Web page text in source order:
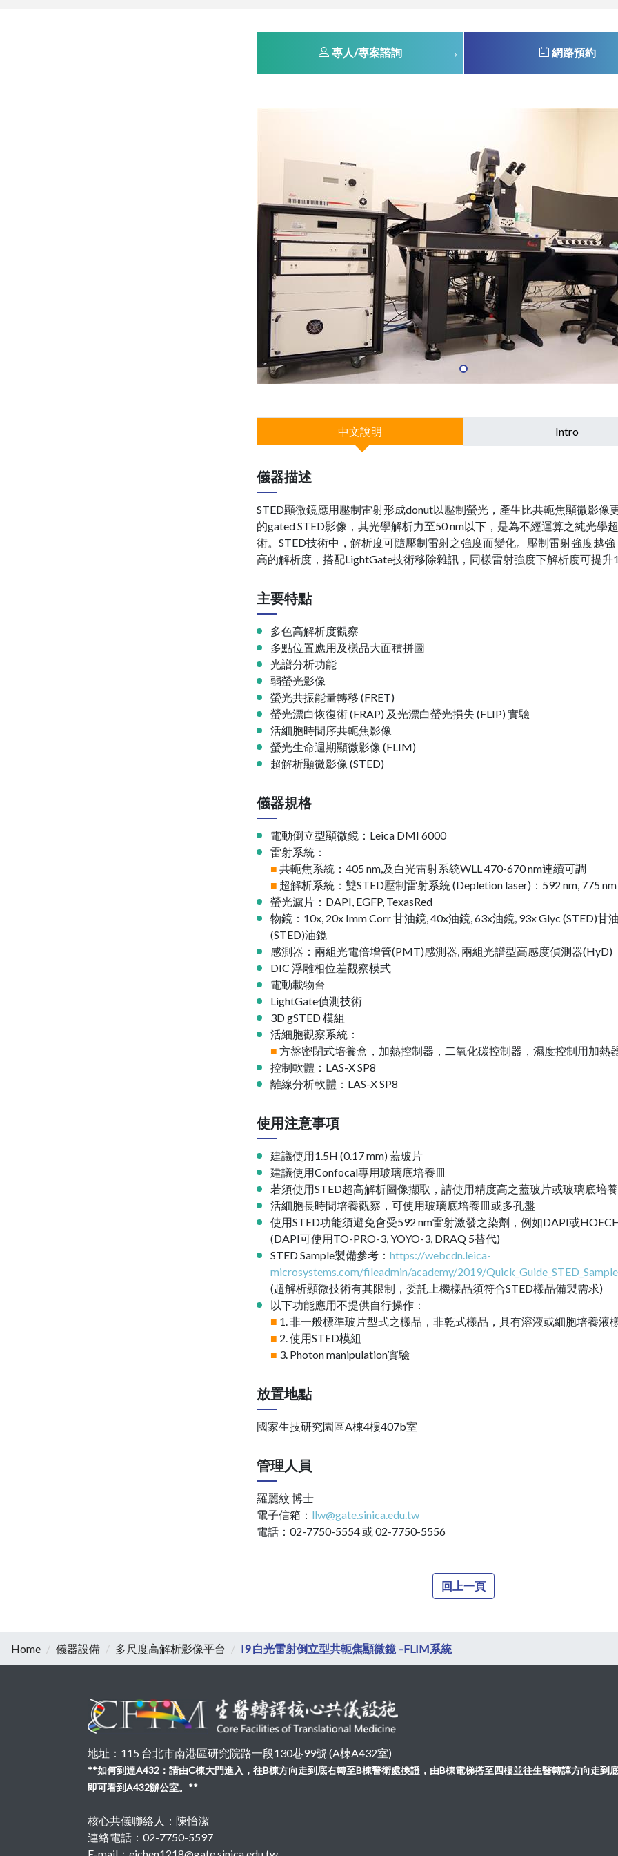
專人/專案諮詢 網路預約
中文說明 Intro
儀器描述
STED顯微鏡應用壓制雷射形成donut以壓制螢光，產生比共軛焦顯微影像
的gated STED影像，其光學解析力至50 nm以下，是為不經運算之純光學
術。STED技術中，解析度可隨壓制雷射之強度而變化。壓制雷射強度越
高的解析度，搭配LightGate技術移除雜訊，同樣雷射強度下解析度可提升
主要特點
多色高解析度觀察
多點位置應用及樣品大面積拼圖
光譜分析功能
弱螢光影像
螢光共振能量轉移 (FRET)
螢光漂白恢復術 (FRAP) 及光漂白螢光損失 (FLIP) 實驗
活細胞時間序共軛焦影像
螢光生命週期顯微影像 (FLIM)
超解析顯微影像 (STED)
儀器規格
電動倒立型顯微鏡：Leica DMI 6000
雷射系統：
■ 共軛焦系統：405 nm,及白光雷射系統WLL 470-670 nm連續可調
■ 超解析系統：雙STED壓制雷射系統 (Depletion laser)：592 nm, 775 nm
螢光濾片：DAPI, EGFP, TexasRed
物鏡：10x, 20x Imm Corr 甘油鏡, 40x油鏡, 63x油鏡, 93x Glyc (STED)甘
(STED)油鏡
感測器：兩組光電倍增管(PMT)感測器, 兩組光譜型高感度偵測器(HyD)
DIC 浮雕相位差觀察模式
電動載物台
LightGate偵測技術
3D gSTED 模組
活細胞觀察系統：
■ 方盤密閉式培養盒，加熱控制器，二氧化碳控制器，濕度控制用加熱
控制軟體：LAS-X SP8
離線分析軟體：LAS-X SP8
使用注意事項
建議使用1.5H (0.17 mm) 蓋玻片
建議使用Confocal專用玻璃底培養皿
若須使用STED超高解析圖像擷取，請使用精度高之蓋玻片或玻璃底培
活細胞長時間培養觀察，可使用玻璃底培養皿或多孔盤
使用STED功能須避免會受592 nm雷射激發之染劑，例如DAPI或
(DAPI可使用TO-PRO-3, YOYO-3, DRAQ 5替代)
STED Sample製備參考： https://webcdn.leica-
microsystems.com/fileadmin/academy/2019/
(超解析顯微技術有其限制，委託上機樣品須符合STED樣品備製需求)
以下功能應用不提供自行操作：
■ 1. 非一般標準玻片型式之樣品，非乾式樣品，具有溶液或細胞培養液樣
■ 2. 使用STED模組
■ 3. Photon manipulation實驗
放置地點
國家生技研究園區A棟4樓407b室
管理人員
羅麗紋 博士
電子信箱： llw@gate.sinica.edu.tw
電話：02-7750-5554 或 02-7750-5556
回上一頁
Home 儀器設備 多尺度高解析影像平台 I9 白光雷射倒立型共軛焦顯微鏡 –FLIM系統
地址：115 台北市南港區研究院路一段130巷99號 (A棟A432室)
**如何到達A432：請由C棟大門進入，往B棟方向走到底右轉至B棟警衛處換證，由B棟電梯搭至四樓並往生醫轉譯方向走到
即可看到A432辦公室。**
核心共儀聯絡人：陳怡潔
連絡電話：02-7750-5597